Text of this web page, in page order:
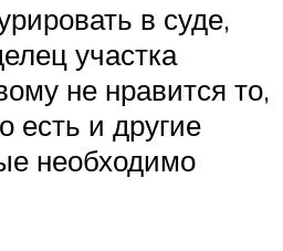
в суде,
участка
не нравится то,
есть и другие
необходимо